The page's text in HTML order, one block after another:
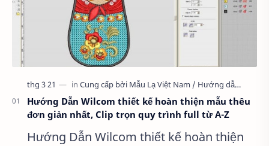
Hướng Dẫn Wilcom thiết kế hoàn thiện mẫu thêu
đơn giản nhất, Clip trọn quy trình full từ A-Z
Hướng Dẫn Wilcom thiết kế hoàn thiện